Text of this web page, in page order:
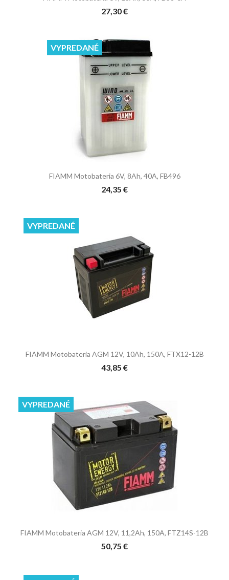
27,30 €
FIAMM Motobateria 6V, 8Ah, 40A, FB496
24,35 €
VYPREDANÉ
FIAMM Motobateria AGM 12V, 10Ah, 150A, FTX12-12B
43,85 €
VYPREDANÉ
FIAMM Motobateria AGM 12V, 11,2Ah, 150A, FTZ14S-12B
50,75 €
VYPREDANÉ